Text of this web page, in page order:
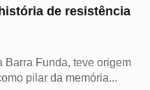
de resistência
Barra Funda, teve origem
pilar da memória...